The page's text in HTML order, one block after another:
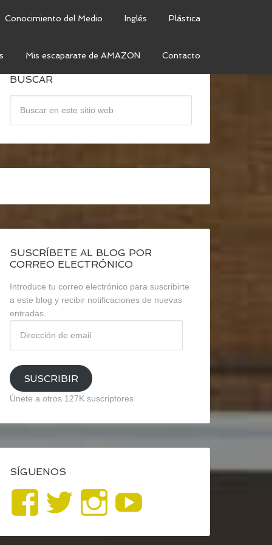
Conocimiento del Medio Inglés Plástica
Mis escaparate de AMAZON Contacto
BUSCAR
SUSCRÍBETE AL BLOG POR
CORREO ELECTRÓNICO
Introduce tu correo electrónico para suscribirte
a este blog y recibir notificaciones de nuevas
entradas.
email
SUSCRIBIR
Únete a otros 127K suscriptores
SÍGUENOS
Ver
perfil
Ver
perfil
Ver
perfil